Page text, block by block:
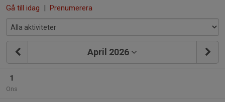
Gå till idag | Prenumerera
April 2026
1
Ons